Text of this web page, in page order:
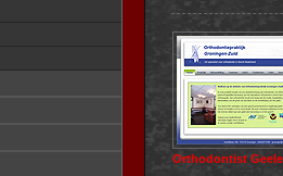
Orthodontist